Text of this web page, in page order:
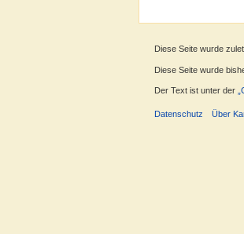
Diese Seite wurde
Diese Seite wurde
Der Text ist unter der
Datenschutz Über